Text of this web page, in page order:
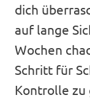
dich
auf lange
Wochen
Schritt für
Kontrolle zu